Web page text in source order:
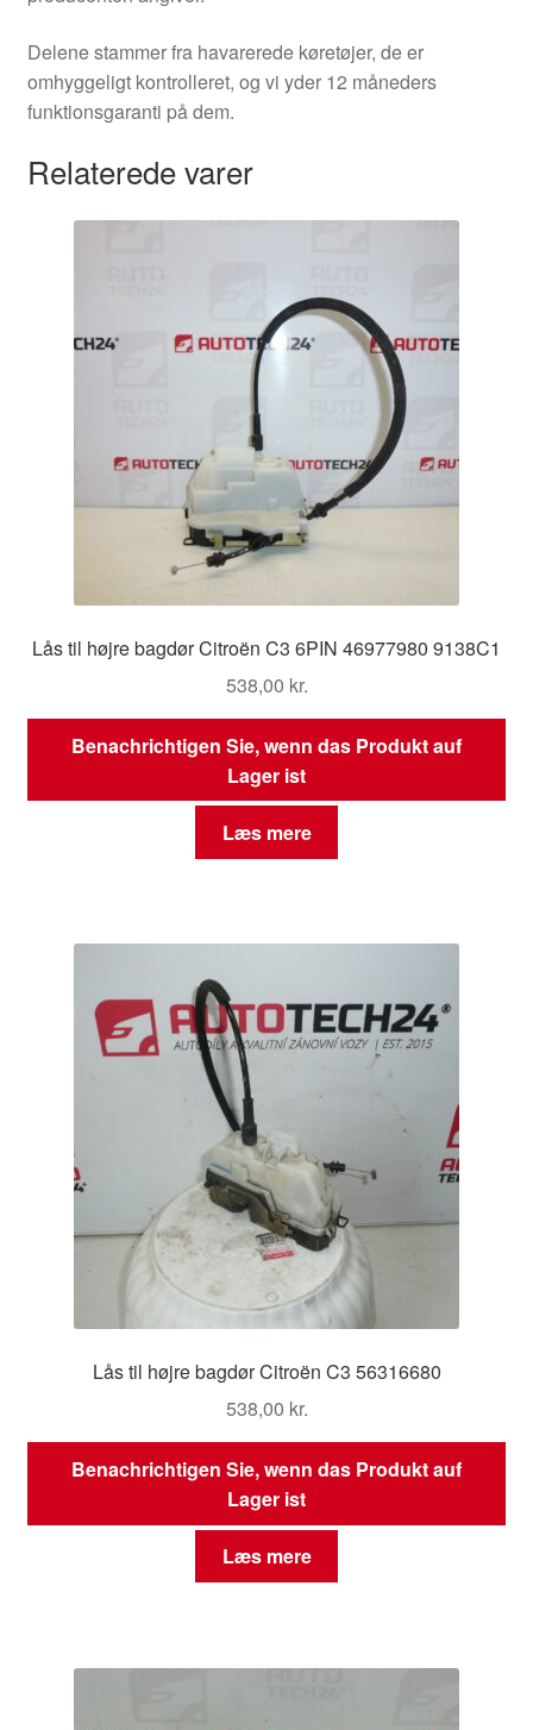
Delene stammer fra havarerede køretøjer, de er
omhyggeligt kontrolleret, og vi yder 12 måneders
funktionsgaranti på dem.
Relaterede varer
Lås til højre bagdør Citroën C3 6PIN 46977980 9138C1
538,00 kr.
Benachrichtigen Sie, wenn das Produkt auf
Lager ist
Læs mere
Lås til højre bagdør Citroën C3 56316680
538,00 kr.
Benachrichtigen Sie, wenn das Produkt auf
Lager ist
Læs mere